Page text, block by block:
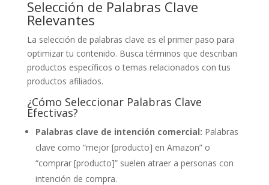
Selección de Palabras Clave
Relevantes
La selección de palabras clave es el primer paso para
optimizar tu contenido. Busca términos que describan
productos específicos o temas relacionados con tus
productos afiliados.
¿Cómo Seleccionar Palabras Clave
Efectivas?
Palabras clave de intención comercial: Palabras
clave como “mejor [producto] en Amazon” o
“comprar [producto]” suelen atraer a personas con
intención de compra.